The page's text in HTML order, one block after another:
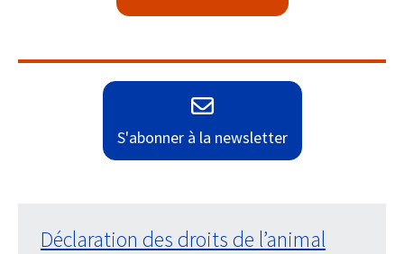
S'abonner à la newsletter
Déclaration des droits de l’animal